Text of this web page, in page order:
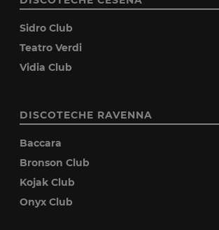
Sidro Club
Teatro Verdi
Vidia Club
DISCOTECHE RAVENNA
Baccara
Bronson Club
Kojak Club
Onyx Club